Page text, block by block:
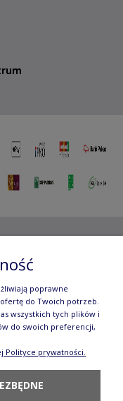
| e-mail:
|
opisy zamieszczone
zabronione.
poprawne
do Twoich potrzeb.
wszystkich tych plików i
do swoich preferencji,
Polityce prywatności.